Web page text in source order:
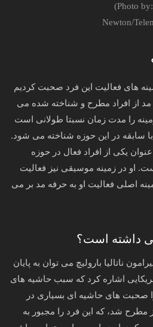
(Photo
Newton/
های فعالیت این فرد صحبت کردیم
مد از افراد مطرح و شناخته شده می
را مدت زمان نسبتا طولانی است
سابقه در این حوزه شناخته می شود.
یکی از افراد فعال در حوزه‌
او در زمینه موسیقی نیز فعالیت
اصلی فعالیت او به حرفه مد بر می
داشته است؟
ناتالیا بارولیچ می توان به پایان
اشاره کرد که سبب حاشیه های
صحبت های حاشیه ای بسیاری در
مطرح شد، که این فرد را مجبور به